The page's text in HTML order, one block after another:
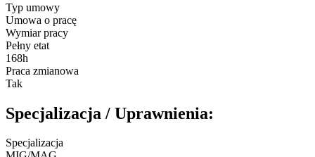
Typ umowy
Umowa o pracę
Wymiar pracy
Pełny etat
168h
Praca zmianowa
Tak
Specjalizacja / Uprawnienia:
Specjalizacja